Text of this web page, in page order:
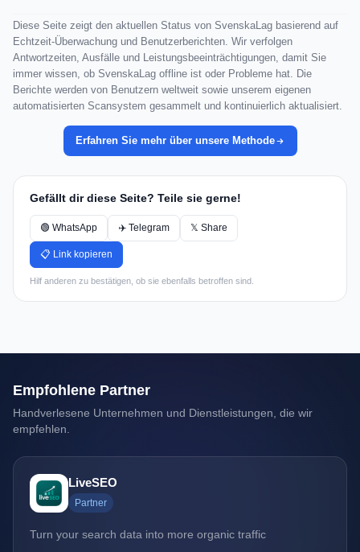
Diese Seite zeigt den aktuellen Status von SvenskaLag basierend auf
Echtzeit-Überwachung und Benutzerberichten. Wir verfolgen
Antwortzeiten, Ausfälle und Leistungsbeeinträchtigungen, damit Sie
immer wissen, ob SvenskaLag offline ist oder Probleme hat. Die
Berichte werden von Benutzern weltweit sowie unserem eigenen
automatisierten Scansystem gesammelt und kontinuierlich aktualisiert.
Erfahren Sie mehr über unsere Methode
Gefällt dir diese Seite? Teile sie gerne!
🟢 WhatsApp ✈️ Telegram 𝕏 Share
📋 Link kopieren
Hilf anderen zu bestätigen, ob sie ebenfalls betroffen sind.
Empfohlene Partner
Handverlesene Unternehmen und Dienstleistungen, die wir
empfehlen.
LiveSEO
Partner
Turn your search data into more organic traffic